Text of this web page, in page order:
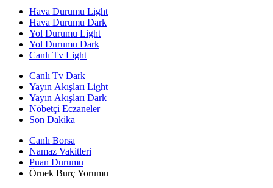
Hava Durumu Light
Hava Durumu Dark
Yol Durumu Light
Yol Durumu Dark
Canlı Tv Light
Canlı Tv Dark
Yayın Akışları Light
Yayın Akışları Dark
Nöbetçi Eczaneler
Son Dakika
Canlı Borsa
Namaz Vakitleri
Puan Durumu
Örnek Burç Yorumu